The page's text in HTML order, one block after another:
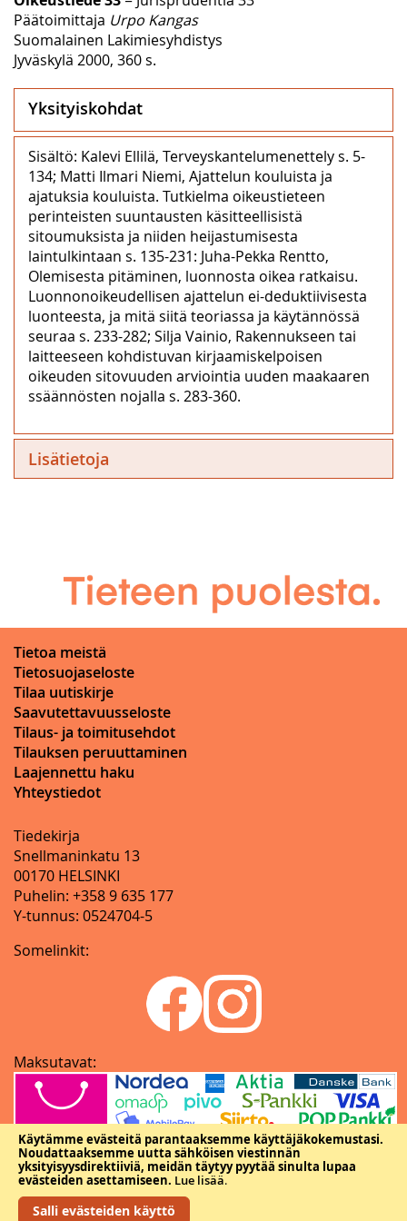
Käytämme evästeitä parantaaksemme käyttäjäkokemustasi.
Noudattaaksemme uutta sähköisen viestinnän
yksityisyysdirektiiviä, meidän täytyy pyytää sinulta lupaa
evästeiden asettamiseen. Lue lisää.
Salli evästeiden käyttö
Päätoimittaja Urpo Kangas
Suomalainen Lakimiesyhdistys
Jyväskylä 2000, 360 s.
Yksityiskohdat
Sisältö: Kalevi Ellilä, Terveyskantelumenettely s. 5-
134; Matti Ilmari Niemi, Ajattelun kouluista ja
ajatuksia kouluista. Tutkielma oikeustieteen
perinteisten suuntausten käsitteellisistä
sitoumuksista ja niiden heijastumisesta
laintulkintaan s. 135-231: Juha-Pekka Rentto,
Olemisesta pitäminen, luonnosta oikea ratkaisu.
Luonnonoikeudellisen ajattelun ei-deduktiivisesta
luonteesta, ja mitä siitä teoriassa ja käytännössä
seuraa s. 233-282; Silja Vainio, Rakennukseen tai
laitteeseen kohdistuvan kirjaamiskelpoisen
oikeuden sitovuuden arviointia uuden maakaaren
ssäännösten nojalla s. 283-360.
Lisätietoja
Tietoa meistä
Tietosuojaseloste
Tilaa uutiskirje
Saavutettavuusseloste
Tilaus- ja toimitusehdot
Tilauksen peruuttaminen
Laajennettu haku
Yhteystiedot
Tiedekirja
Snellmaninkatu 13
00170 HELSINKI
Puhelin: +358 9 635 177
Y-tunnus: 0524704-5
Somelinkit:
Maksutavat:
Copyright © Tieteellisten seurain valtuuskunta